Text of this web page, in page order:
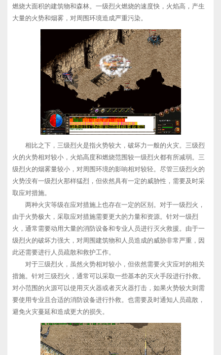
燃烧大面积的建筑物和森林。一级烈火燃烧的速度快，火焰高，产生
大量的火势和烟雾，对周围环境造成严重污染。
相比之下，三级烈火是指火势较大，破坏力一般的火灾。三级烈
火的火势相对较小，火焰高度和燃烧范围较一级烈火都有所减弱。三
级烈火的烟雾量较小，对周围环境的影响相对较轻。尽管三级烈火的
火势没有一级烈火那样猛烈，但依然具有一定的威胁性，需要及时采
取应对措施。
两种火灾等级在应对措施上也存在一定的区别。对于一级烈火，
由于火势极大，采取应对措施需要更大的力量和资源。针对一级烈
火，通常需要动用大量的消防设备和专业人员进行灭火救援。由于一
级烈火的破坏力强大，对周围建筑物和人员造成的威胁非常严重，因
此还需要进行人员疏散和救护工作。
对于三级烈火，虽然火势相对较小，但依然需要火灾应对的相关
措施。针对三级烈火，通常可以采取一些基本的灭火手段进行扑救。
对小范围的火源可以使用灭火器或者灭火器打击，如果火势较大则需
要使用专业且合适的消防设备进行扑救。也需要及时通知人员疏散，
避免火灾蔓延和造成更大的损失。